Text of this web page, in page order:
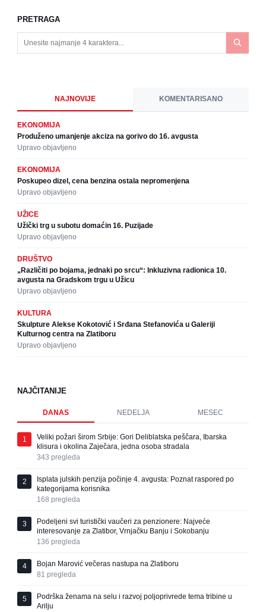
PRETRAGA
NAJNOVIJE KOMENTARISANO
EKONOMIJA
Produženo umanjenje akciza na gorivo do 16. avgusta
Upravo objavljeno
EKONOMIJA
Poskupeo dizel, cena benzina ostala nepromenjena
Upravo objavljeno
UŽICE
Užički trg u subotu domaćin 16. Puzijade
Upravo objavljeno
DRUŠTVO
„Različiti po bojama, jednaki po srcu“: Inkluzivna radionica 10.
avgusta na Gradskom trgu u Užicu
Upravo objavljeno
KULTURA
Skulpture Alekse Kokotović i Srđana Stefanovića u Galeriji
Kulturnog centra na Zlatiboru
Upravo objavljeno
NAJČITANIJE
DANAS NEDELJA MESEC
1
Veliki požari širom Srbije: Gori Deliblatska peščara, Ibarska
klisura i okolina Zaječara, jedna osoba stradala
343 pregleda
2
Isplata julskih penzija počinje 4. avgusta: Poznat raspored po
kategorijama korisnika
168 pregleda
3
Podeljeni svi turistički vaučeri za penzionere: Najveće
interesovanje za Zlatibor, Vrnjačku Banju i Sokobanju
136 pregleda
4
Bojan Marović večeras nastupa na Zlatiboru
81 pregleda
5
Podrška ženama na selu i razvoj poljoprivrede tema tribine u
Arilju